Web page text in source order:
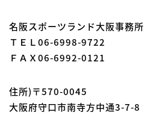
名阪スポーツランド大阪事務所
ＴＥＬ06-6998-9722
ＦＡＸ06-6992-0121
住所)〒570-0045
大阪府守口市南寺方中通3-7-8